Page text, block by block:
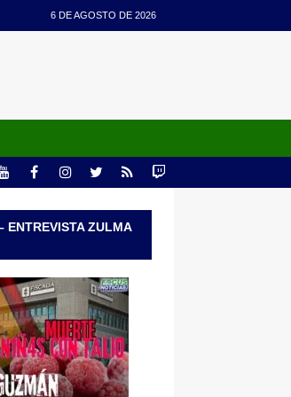
6 DE AGOSTO DE 2026
ENTREVISTA ZULMA